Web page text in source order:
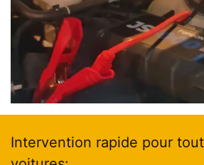
Intervention rapide pour